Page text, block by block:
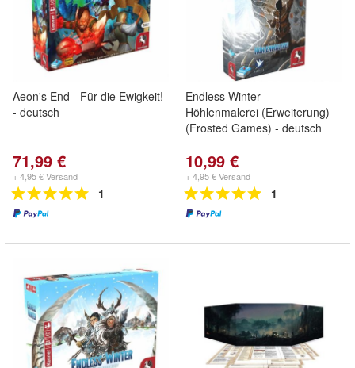
Aeon's End - Für die Ewigkeit!
- deutsch
71,99 €
+ 4,95 € Versand
1
Endless Winter -
Höhlenmalerei (Erweiterung)
(Frosted Games) - deutsch
10,99 €
+ 4,95 € Versand
1